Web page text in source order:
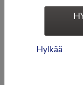
2-akkujärjestelmä
BRX/CCX, Eagle
Hylkää